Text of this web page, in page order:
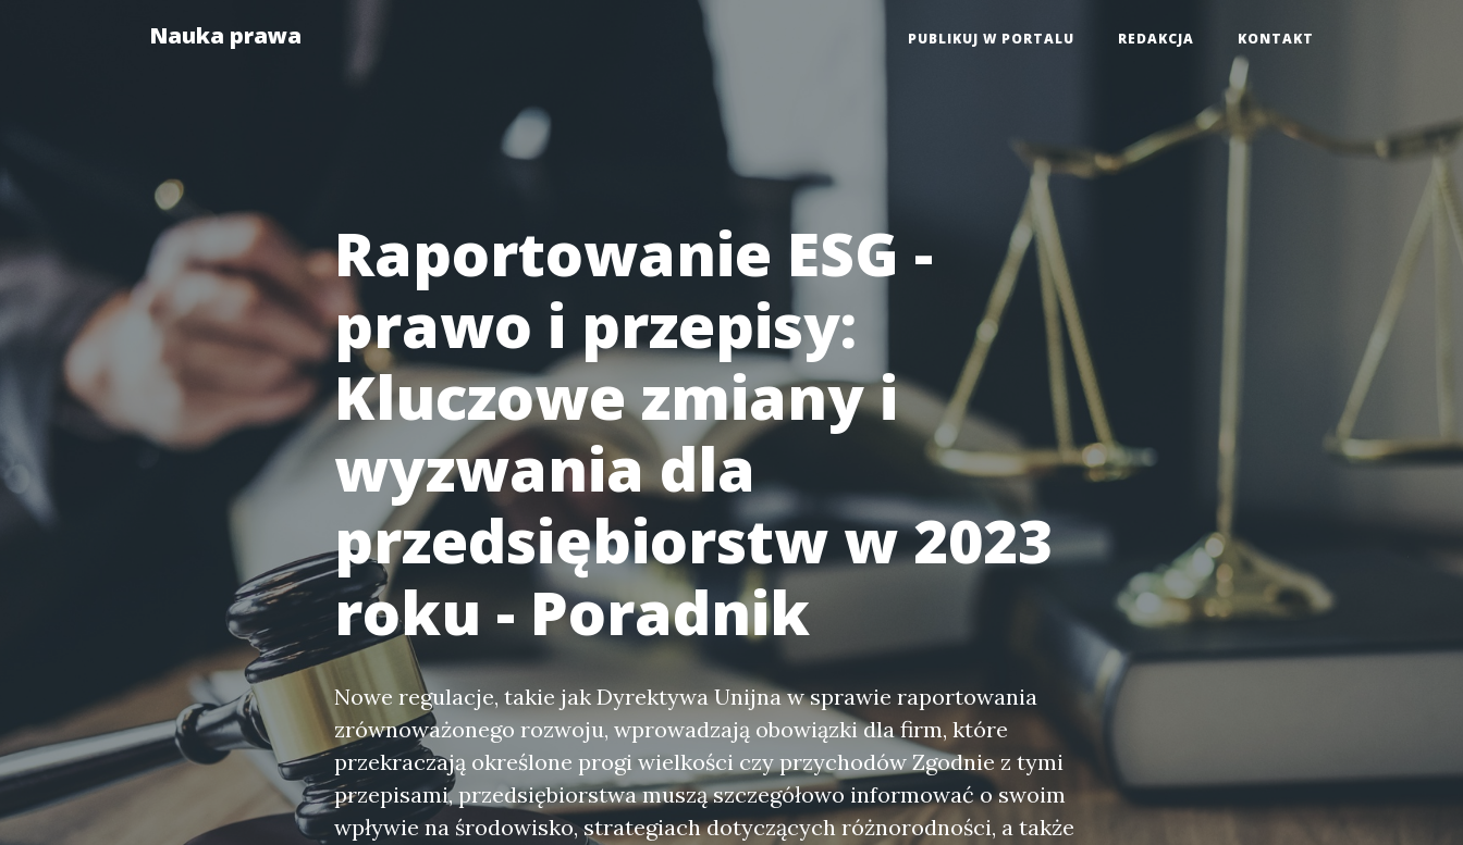
Nauka prawa PUBLIKUJ W PORTALU REDAKCJA KONTAKT
Raportowanie ESG -
prawo i przepisy:
Kluczowe zmiany i
wyzwania dla
przedsiębiorstw w 2023
roku - Poradnik
Nowe regulacje, takie jak Dyrektywa Unijna w sprawie raportowania
zrównoważonego rozwoju, wprowadzają obowiązki dla firm, które
przekraczają określone progi wielkości czy przychodów Zgodnie z tymi
przepisami, przedsiębiorstwa muszą szczegółowo informować o swoim
wpływie na środowisko, strategiach dotyczących różnorodności, a także